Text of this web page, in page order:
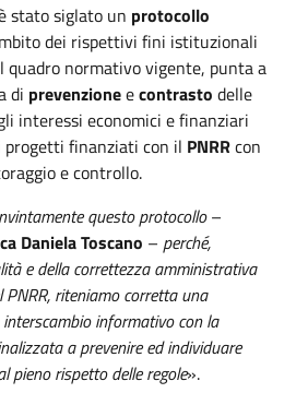
stato siglato un protocollo
dei rispettivi fini istituzionali
quadro normativo vigente, punta a
di prevenzioneecontrasto delle
interessi economici e finanziari
progetti finanziati con il PNRRcon
e controllo.
questo protocollo–
Daniela Toscano – perché,
e della correttezza amministrativa
riteniamo corretta una
informativo con la
a prevenire ed individuare
pieno rispetto delle regole».